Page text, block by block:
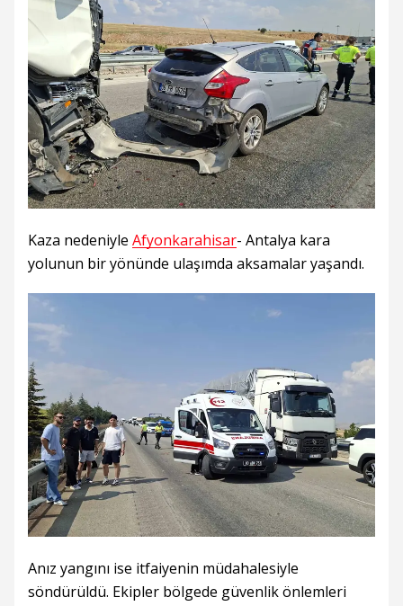
Kaza nedeniyle Afyonkarahisar- Antalya kara
yolunun bir yönünde ulaşımda aksamalar yaşandı.
Anız yangını ise itfaiyenin müdahalesiyle
söndürüldü. Ekipler bölgede güvenlik önlemleri